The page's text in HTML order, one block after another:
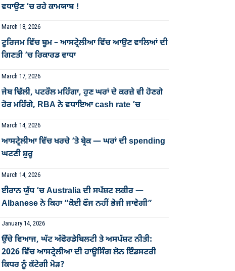
ਵਧਾਉਣ ‘ਚ ਰਹੇ ਕਾਮਯਾਬ !
March 18, 2026
ਟੂਰਿਜਮ ਵਿੱਚ ਬੂਮ – ਆਸਟ੍ਰੇਲੀਆ ਵਿੱਚ ਆਉਣ ਵਾਲਿਆਂ ਦੀ
ਗਿਣਤੀ ’ਚ ਰਿਕਾਰਡ ਵਾਧਾ
March 17, 2026
ਜੇਬ ਢਿੱਲੀ, ਪਟਰੌਲ ਮਹਿੰਗਾ, ਹੁਣ ਘਰਾਂ ਦੇ ਕਰਜ਼ੇ ਵੀ ਹੋਣਗੇ
ਹੋਰ ਮਹਿੰਗੇ, RBA ਨੇ ਵਧਾਇਆ cash rate ’ਚ
March 14, 2026
ਆਸਟ੍ਰੇਲੀਆ ਵਿੱਚ ਖਰਚੇ ’ਤੇ ਬ੍ਰੇਕ — ਘਰਾਂ ਦੀ spending
ਘਟਣੀ ਸ਼ੁਰੂ
March 14, 2026
ਈਰਾਨ ਯੁੱਧ ‘ਚ Australia ਦੀ ਸਪੱਸ਼ਟ ਲਕੀਰ —
Albanese ਨੇ ਕਿਹਾ “ਕੋਈ ਫੌਜ ਨਹੀਂ ਭੇਜੀ ਜਾਵੇਗੀ”
January 14, 2026
ਉੱਚੇ ਵਿਆਜ, ਘੱਟ ਅੱਫੋਰਡੇਬਿਲਟੀ ਤੇ ਅਸਪੱਸ਼ਟ ਨੀਤੀ:
2026 ਵਿੱਚ ਆਸਟ੍ਰੇਲੀਆ ਦੀ ਹਾਊਸਿੰਗ ਲੋਨ ਇੰਡਸਟਰੀ
ਕਿਧਰ ਨੂੰ ਕੱਟੇਗੀ ਮੋੜ?